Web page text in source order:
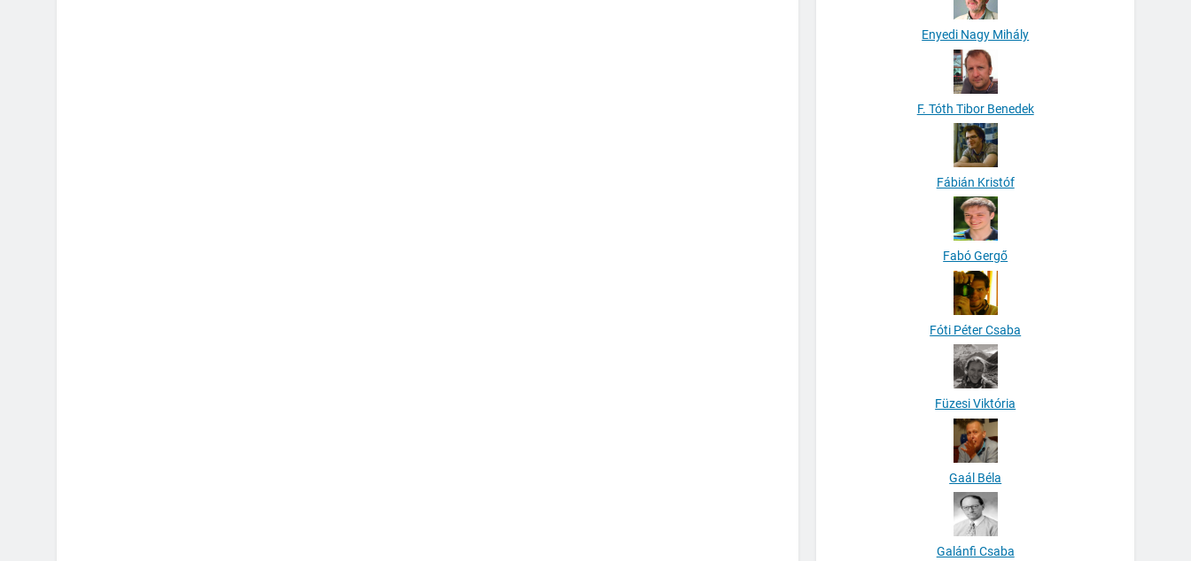
Enyedi Nagy Mihály
F. Tóth Tibor Benedek
Fábián Kristóf
Fabó Gergő
Fóti Péter Csaba
Füzesi Viktória
Gaál Béla
Galánfi Csaba